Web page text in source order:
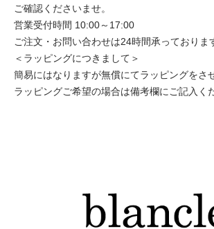
ご確認くださいませ。
営業受付時間 10:00～17:00
ご注文・お問い合わせは24時間承っておりま
＜ラッピングにつきまして＞
簡易にはなりますが無償にてラッピングをさ
ラッピングご希望の場合は備考欄にご記入く